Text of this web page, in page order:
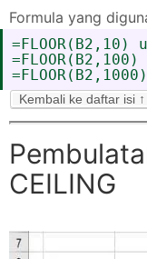
Formula yang
=FLOOR(B2,10)
Kembali ke daftar isi ↑
CEILING